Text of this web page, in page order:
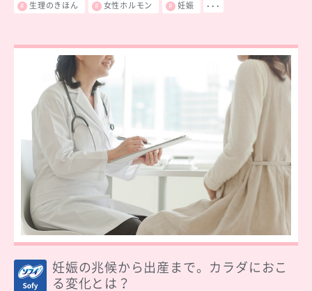
生理のきほん 女性ホルモン 妊娠 ･･･
妊娠の兆候から出産まで。カラダにおこ
る変化とは？